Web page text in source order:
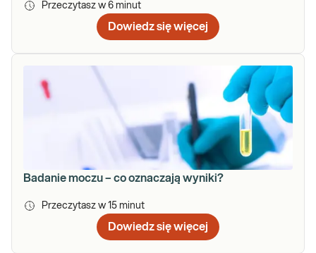
Przeczytasz w 6 minut
Dowiedz się więcej
Badanie moczu – co oznaczają wyniki?
Przeczytasz w 15 minut
Dowiedz się więcej